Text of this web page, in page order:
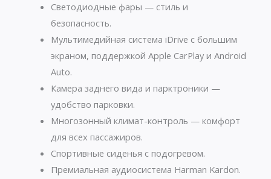
Светодиодные фары — стиль и
безопасность.
Мультимедийная система iDrive с большим
экраном, поддержкой Apple CarPlay и Android
Auto.
Камера заднего вида и парктроники —
удобство парковки.
Многозонный климат-контроль — комфорт
для всех пассажиров.
Спортивные сиденья с подогревом.
Премиальная аудиосистема Harman Kardon.